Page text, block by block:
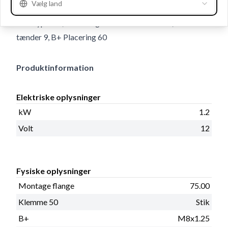
240.00, Relæ/kulholder plac. 15, Mont. hul 1 13.50,
tænder 9, B+ Placering 60
Produktinformation
Elektriske oplysninger
kW
1.2
Volt
12
Fysiske oplysninger
Montage flange
75.00
Klemme 50
Stik
B+
M8x1.25
Vælg land